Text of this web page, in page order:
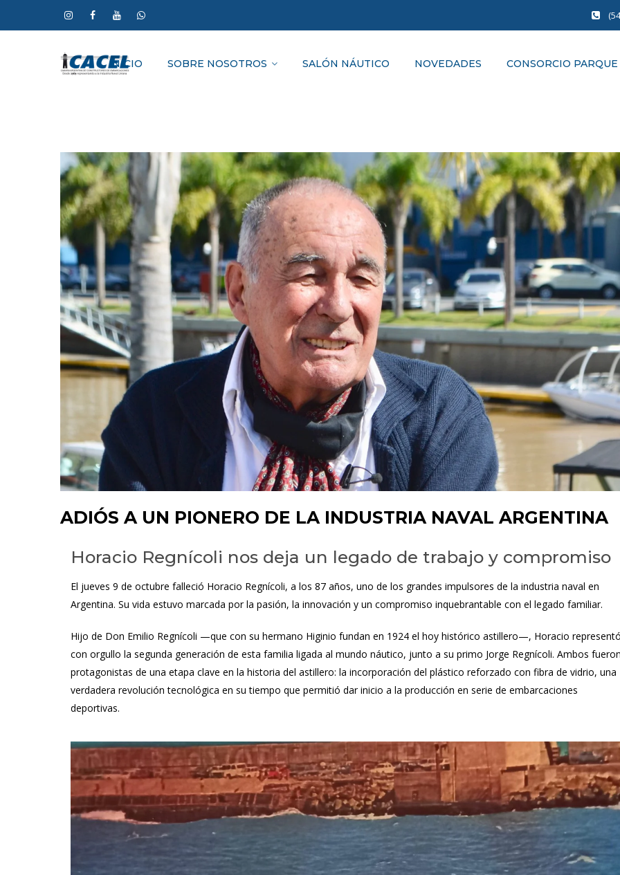
INICIO SOBRE NOSOTROS SALÓN NÁUTICO NOVEDADES CONSORCIO
ADIÓS A UN PIONERO DE LA INDUSTRIA NAVAL ARGENTINA
Horacio Regnícoli nos deja un legado de trabajo y compromiso
El jueves 9 de octubre falleció Horacio Regnícoli, a los 87 años, uno de los grandes impulsores de la industria naval en
Argentina. Su vida estuvo marcada por la pasión, la innovación y un compromiso inquebrantable con el legado familiar.
Hijo de Don Emilio Regnícoli —que con su hermano Higinio fundan en 1924 el hoy histórico astillero—, Horacio
con orgullo la segunda generación de esta familia ligada al mundo náutico, junto a su primo Jorge Regnícoli. Ambos
protagonistas de una etapa clave en la historia del astillero: la incorporación del plástico reforzado con fibra de vidrio, una
verdadera revolución tecnológica en su tiempo que permitió dar inicio a la producción en serie de embarcaciones
deportivas.